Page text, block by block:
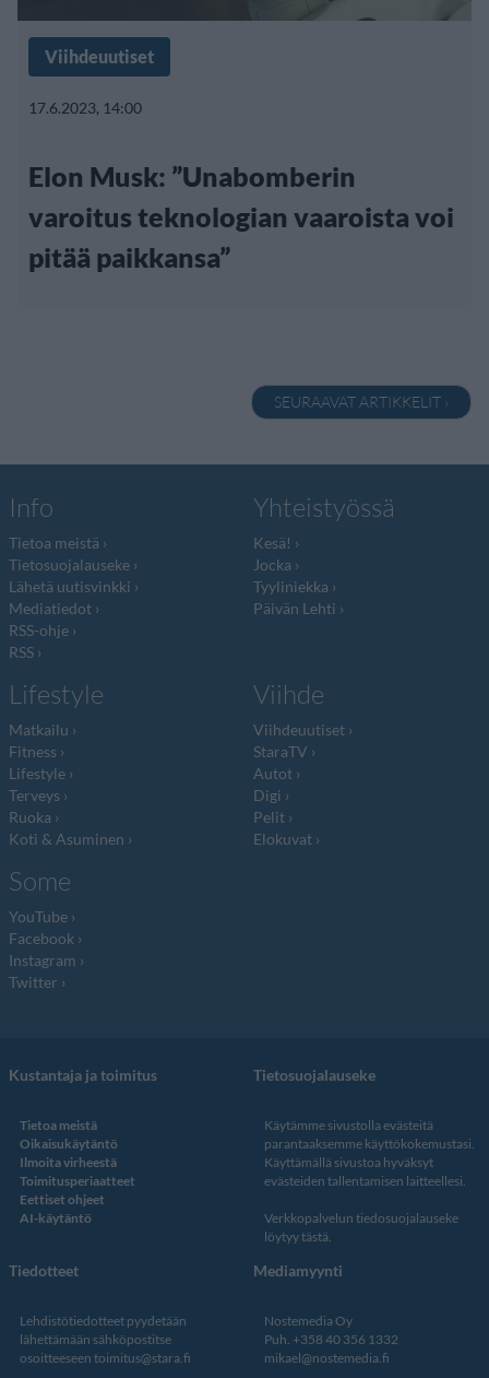
Viihdeuutiset
17.6.2023, 14:00
Elon Musk: ”Unabomberin
varoitus teknologian vaaroista voi
pitää paikkansa”
SEURAAVAT ARTIKKELIT ›
Info
Tietoa meistä
Tietosuojalauseke
Lähetä uutisvinkki
Mediatiedot
RSS-ohje
RSS
Yhteistyössä
Kesä!
Jocka
Tyyliniekka
Päivän Lehti
Lifestyle
Matkailu
Fitness
Lifestyle
Terveys
Ruoka
Koti & Asuminen
Viihde
Viihdeuutiset
StaraTV
Autot
Digi
Pelit
Elokuvat
Some
YouTube
Facebook
Instagram
Twitter
Kustantaja ja toimitus
Tietoa meistä
Oikaisukäytäntö
Ilmoita virheestä
Toimitusperiaatteet
Eettiset ohjeet
AI-käytäntö
Tietosuojalauseke
Käytämme sivustolla evästeitä
parantaaksemme käyttökokemustasi.
Käyttämällä sivustoa hyväksyt
evästeiden tallentamisen laitteellesi.
Verkkopalvelun tiedosuojalauseke
löytyy tästä
Tiedotteet
Lehdistötiedotteet pyydetään
lähettämään sähköpostitse
osoitteeseen toimitus@stara.fi
Mediamyynti
Nostemedia Oy
Puh. +358 40 356 1332
mikael@nostemedia.fi